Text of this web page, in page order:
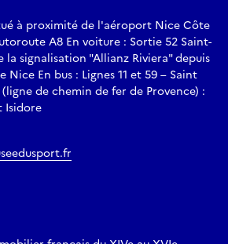
à proximité de l'aéroport Nice Côte
A8 En voiture : Sortie 52 Saint-
la signalisation "Allianz Riviera" depuis
Nice En bus : Lignes 11 et 59 – Saint
de chemin de fer de Provence) :
Isidore